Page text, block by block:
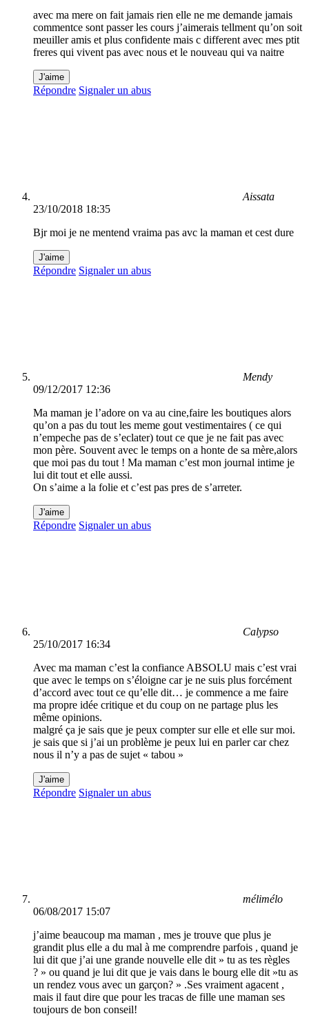
avec ma mere on fait jamais rien elle ne me demande jamais
commentce sont passer les cours j’aimerais tellment qu’on soit
meuiller amis et plus confidente mais c different avec mes ptit
freres qui vivent pas avec nous et le nouveau qui va naitre
J'aime
Répondre Signaler un abus
Aissata
23/10/2018 18:35
Bjr moi je ne mentend vraima pas avc la maman et cest dure
J'aime
Répondre Signaler un abus
Mendy
09/12/2017 12:36
Ma maman je l’adore on va au cine,faire les boutiques alors
qu’on a pas du tout les meme gout vestimentaires ( ce qui
n’empeche pas de s’eclater) tout ce que je ne fait pas avec
mon père. Souvent avec le temps on a honte de sa mère,alors
que moi pas du tout ! Ma maman c’est mon journal intime je
lui dit tout et elle aussi.
On s’aime a la folie et c’est pas pres de s’arreter.
J'aime
Répondre Signaler un abus
Calypso
25/10/2017 16:34
Avec ma maman c’est la confiance ABSOLU mais c’est vrai
que avec le temps on s’éloigne car je ne suis plus forcément
d’accord avec tout ce qu’elle dit… je commence a me faire
ma propre idée critique et du coup on ne partage plus les
même opinions.
malgré ça je sais que je peux compter sur elle et elle sur moi.
je sais que si j’ai un problème je peux lui en parler car chez
nous il n’y a pas de sujet « tabou »
J'aime
Répondre Signaler un abus
mélimélo
06/08/2017 15:07
j’aime beaucoup ma maman , mes je trouve que plus je
grandit plus elle a du mal à me comprendre parfois , quand je
lui dit que j’ai une grande nouvelle elle dit » tu as tes règles
? » ou quand je lui dit que je vais dans le bourg elle dit »tu as
un rendez vous avec un garçon? » .Ses vraiment agacent ,
mais il faut dire que pour les tracas de fille une maman ses
toujours de bon conseil!